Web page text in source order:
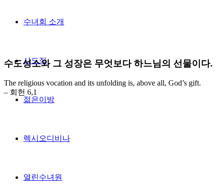
수녀회 소개
사도직
젊은이방
렉시오디비나
열린수녀원
수도성소와 그 성장은 무엇보다 하느님의 선물이다.
The religious vocation and its unfolding is, above all, God’s gift.
– 회헌 6,1